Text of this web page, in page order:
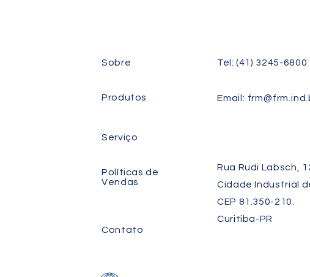
Sobre Tel: (41) 3245-6800
Produtos Email:
Serviço
Políticas de
Vendas
Contato
Rua Rudi Labsch,
Cidade Industrial
CEP 81.350-210.
Curitiba-PR